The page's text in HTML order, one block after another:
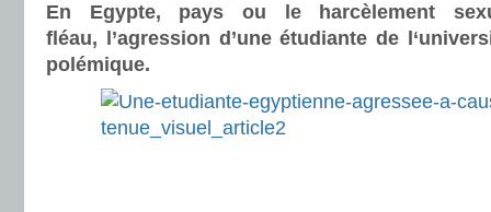
En Egypte, pays ou le harcèlement
fléau, l’agression d’une étudiante de
polémique.